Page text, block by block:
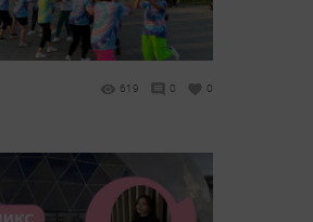
619 0 0